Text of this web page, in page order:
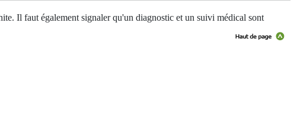
Il faut également signaler qu'un diagnostic et un suivi médical sont